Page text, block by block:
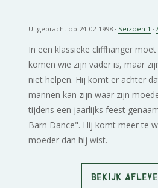
Uitgebracht op 24-02-1998 · Seizoen 1 ·
In een klassieke cliffhanger
komen wie zijn vader is, maar
niet helpen. Hij komt er achter
mannen kan zijn waar zijn
tijdens een jaarlijks feest
Barn Dance". Hij komt meer te
moeder dan hij wist.
BEKIJK